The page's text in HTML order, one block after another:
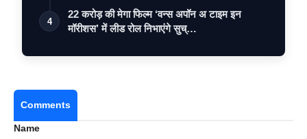
4
22 करोड़ की मेगा फिल्म ‘वन्स अपॉन अ टाइम इन
मॉरीशस’ में लीड रोल निभाएंगे सुच्…
Comments
Name